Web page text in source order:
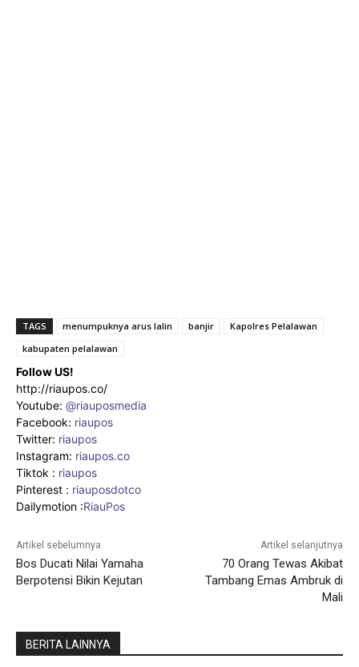
TAGS menumpuknya arus lalin banjir
Kapolres Pelalawan
kabupaten pelalawan
Follow US!
http://riaupos.co/
Youtube: @riauposmedia
Facebook: riaupos
Twitter: riaupos
Instagram: riaupos.co
Tiktok : riaupos
Pinterest : riauposdotco
Dailymotion :RiauPos
Artikel sebelumnya
Bos Ducati Nilai Yamaha
Berpotensi Bikin Kejutan
Artikel selanjutnya
70 Orang Tewas Akibat
Tambang Emas Ambruk di
Mali
BERITA LAINNYA